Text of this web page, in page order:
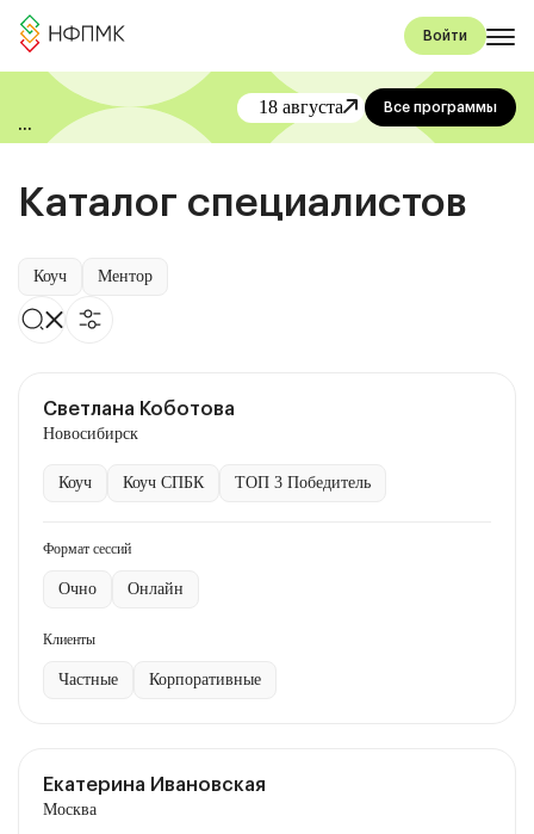
Войти
«День коучинга и
18 августа Все программы
Каталог специалистов
Коуч Ментор
Светлана Коботова
Новосибирск
Коуч Коуч СПБК ТОП 3 Победитель
Формат сессий
Очно Онлайн
Клиенты
Частные Корпоративные
Екатерина Ивановская
Москва